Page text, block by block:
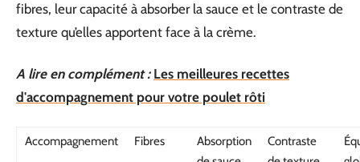
fibres, leur capacité à absorber la sauce et le contraste de
texture qu’elles apportent face à la crème.
A lire en complément : Les meilleures recettes
d'accompagnement pour votre poulet rôti
Accompagnement Fibres
Absorption
Contraste